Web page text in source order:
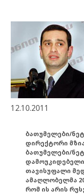
12.10.2011
ბათუმელები/
დირექტორი
ბათუმელები/
თავისუფალი
ამაღლობელმა
რომ ის არის